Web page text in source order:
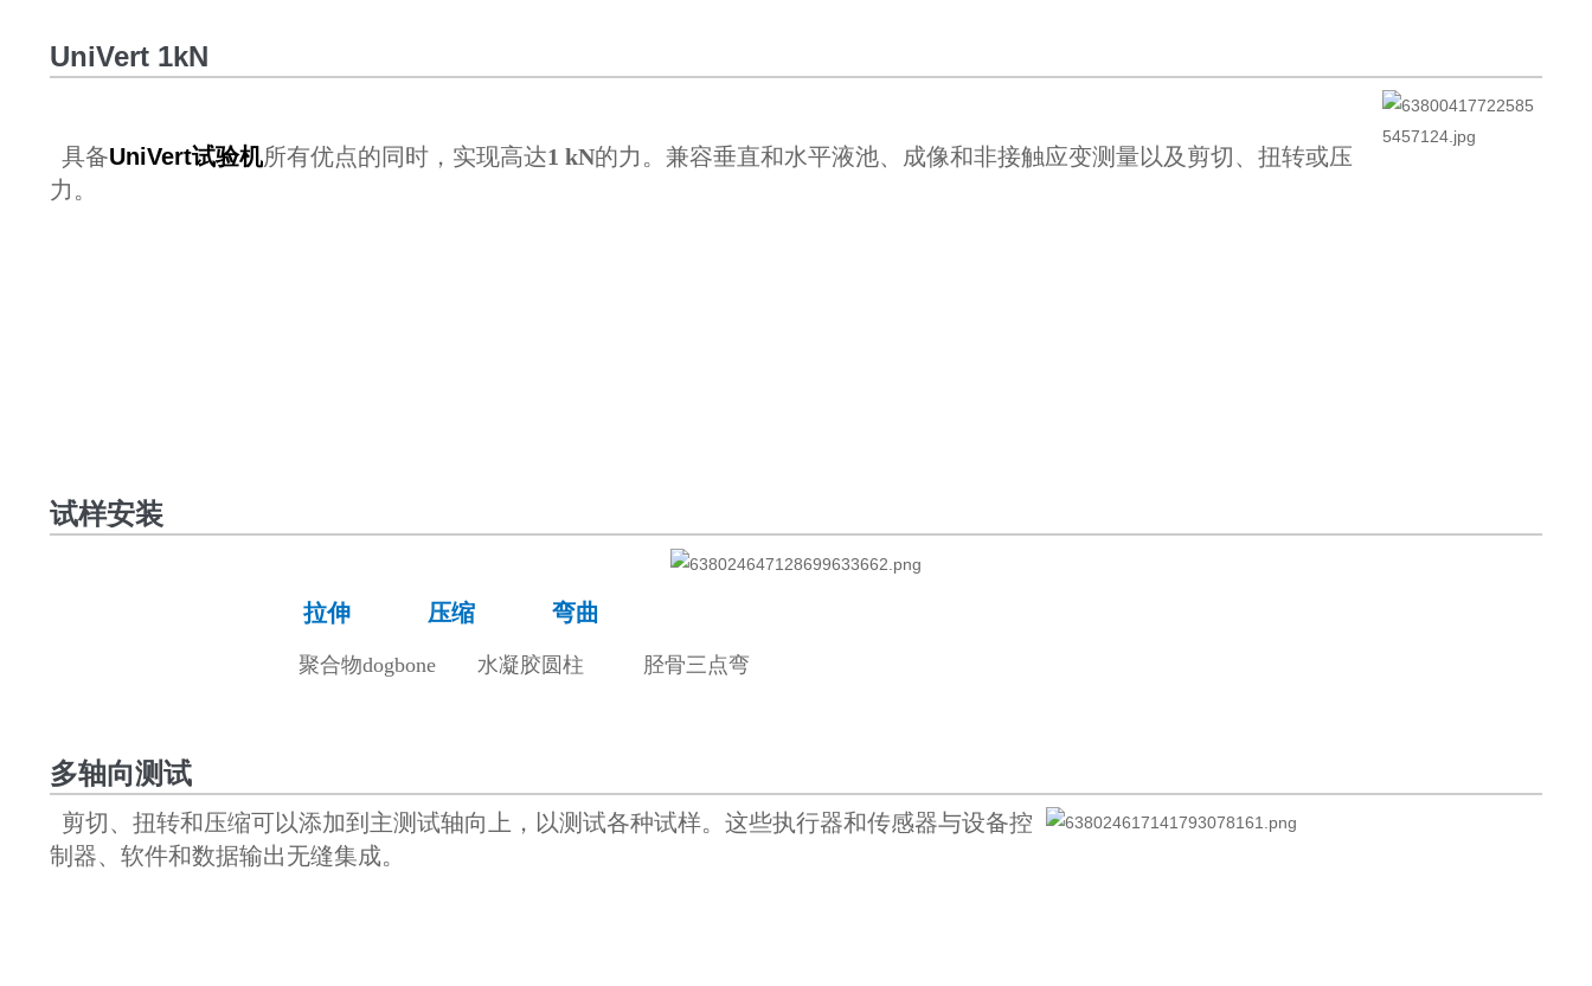
UniVert 1kN
具备UniVert试验机所有优点的同时，实现高达1 kN的力。兼容垂直和水平液池、成像和非接触应变测量以及剪切、扭转或压
力。
试样安装
拉伸 压缩 弯曲
聚合物dogbone 水凝胶圆柱 胫骨三点弯
多轴向测试
剪切、扭转和压缩可以添加到主测试轴向上，以测试各种试样。这些执行器和传感器与设备控
制器、软件和数据输出无缝集成。